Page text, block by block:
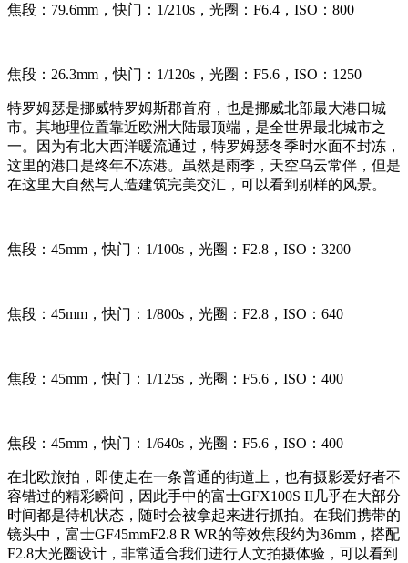
焦段：79.6mm，快门：1/210s，光圈：F6.4，ISO：800
焦段：26.3mm，快门：1/120s，光圈：F5.6，ISO：1250
特罗姆瑟是挪威特罗姆斯郡首府，也是挪威北部最大港口城
市。其地理位置靠近欧洲大陆最顶端，是全世界最北城市之
一。因为有北大西洋暖流通过，特罗姆瑟冬季时水面不封冻，
这里的港口是终年不冻港。虽然是雨季，天空乌云常伴，但是
在这里大自然与人造建筑完美交汇，可以看到别样的风景。
焦段：45mm，快门：1/100s，光圈：F2.8，ISO：3200
焦段：45mm，快门：1/800s，光圈：F2.8，ISO：640
焦段：45mm，快门：1/125s，光圈：F5.6，ISO：400
焦段：45mm，快门：1/640s，光圈：F5.6，ISO：400
在北欧旅拍，即使走在一条普通的街道上，也有摄影爱好者不
容错过的精彩瞬间，因此手中的富士GFX100S II几乎在大部分
时间都是待机状态，随时会被拿起来进行抓拍。在我们携带的
镜头中，富士GF45mmF2.8 R WR的等效焦段约为36mm，搭配
F2.8大光圈设计，非常适合我们进行人文拍摄体验，可以看到